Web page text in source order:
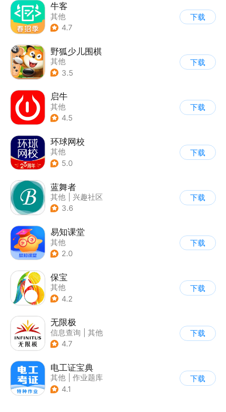
牛客
其他
4.7
下载
野狐少儿围棋
其他
3.5
下载
启牛
其他
4.5
下载
环球网校
其他
5.0
下载
蓝舞者
其他
兴趣社区
3.6
下载
易知课堂
其他
2.0
下载
保宝
其他
4.2
下载
无限极
信息查询
其他
4.7
下载
电工证宝典
其他
作业题库
| 知识共享
4.1
下载